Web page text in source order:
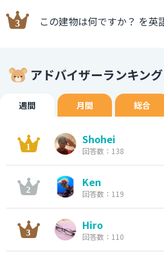
この建物は何ですか？ を英
アドバイザーランキング
週間 月間 総合
Shohei
回答数：138
Ken
回答数：119
Hiro
回答数：110